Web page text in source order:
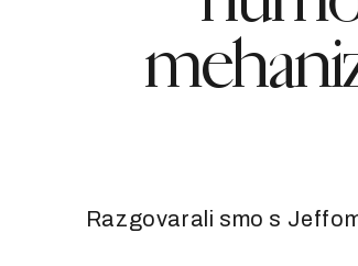
Razgovarali smo s